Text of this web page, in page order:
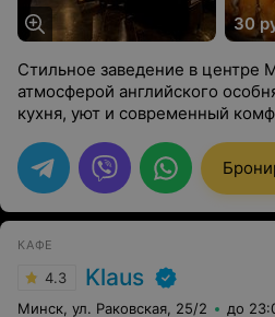
30
Стильное заведение в центре
атмосферой английского
кухня, уют и современный
КАФЕ
4.3 Klaus
Минск, ул. Раковская, 25/2 до